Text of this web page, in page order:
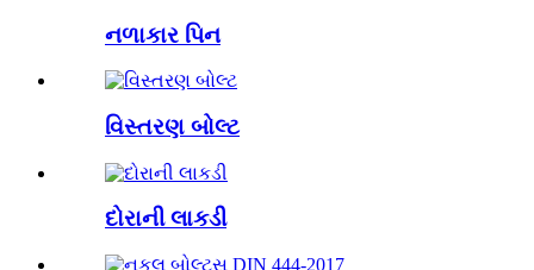
નળાકાર પિન
વિસ્તરણ બોલ્ટ
દોરાની લાકડી